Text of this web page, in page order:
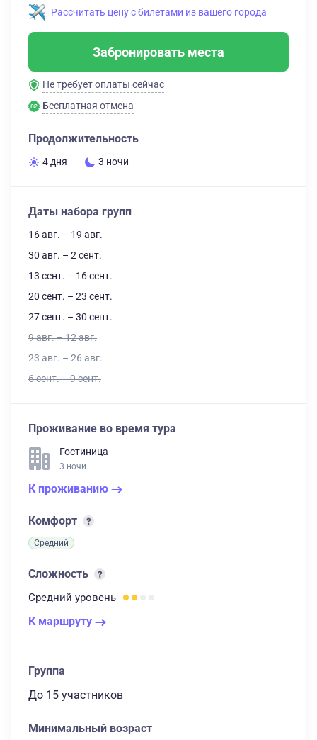
Рассчитать цену с билетами из вашего города
Забронировать места
Не требует оплаты сейчас
Бесплатная отмена
Продолжительность
4 дня 3 ночи
Даты набора групп
16 авг. – 19 авг.
30 авг. – 2 сент.
13 сент. – 16 сент.
20 сент. – 23 сент.
27 сент. – 30 сент.
9 авг. – 12 авг.
23 авг. – 26 авг.
6 сент. – 9 сент.
Проживание во время тура
Гостиница
3 ночи
К проживанию
Комфорт
Средний
Сложность
Средний уровень
К маршруту
Группа
до 15 участников
Минимальный возраст